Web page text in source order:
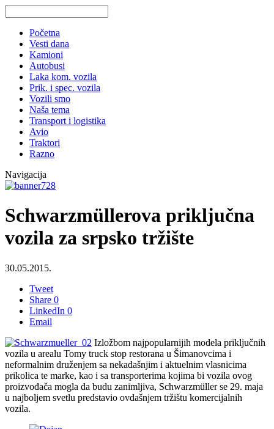
Početna
Vesti dana
Kamioni
Autobusi
Laka kom. vozila
Prik. i spec. vozila
Vozili smo
Naša tema
Transport i logistika
Avio
Traktori
Razno
Navigacija
Schwarzmüllerova priključna
vozila za srpsko tržište
30.05.2015.
Tweet
Share 0
LinkedIn 0
Email
Izložbom najpopularnijih modela priključnih
vozila u arealu Tomy truck stop restorana u Šimanovcima i
neformalnim druženjem sa nekadašnjim i aktuelnim vlasnicima
prikolica te marke, kao i sa transporterima kojima bi vozila ovog
proizvođača mogla da budu zanimljiva, Schwarzmüller se 29. maja
u najboljem svetlu predstavio ovdašnjem tržištu komercijalnih
vozila.